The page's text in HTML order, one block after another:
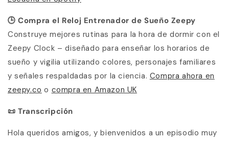
🕒 Compra el Reloj Entrenador de Sueño Zeepy
Construye mejores rutinas para la hora de dormir con el
Zeepy Clock – diseñado para enseñar los horarios de
sueño y vigilia utilizando colores, personajes familiares
y señales respaldadas por la ciencia. Compra ahora en
zeepy.co o compra en Amazon UK
📜 Transcripción
Hola queridos amigos, y bienvenidos a un episodio muy